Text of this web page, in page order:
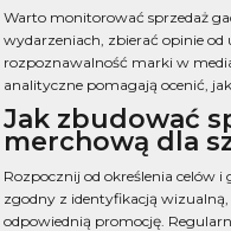
Warto monitorować sprzedaż
wydarzeniach, zbierać opinie
rozpoznawalność marki w
analityczne pomagają ocenić,
Jak zbudować
merchową dla
Rozpocznij od określenia celów
zgodny z identyfikacją
odpowiednią promocję.